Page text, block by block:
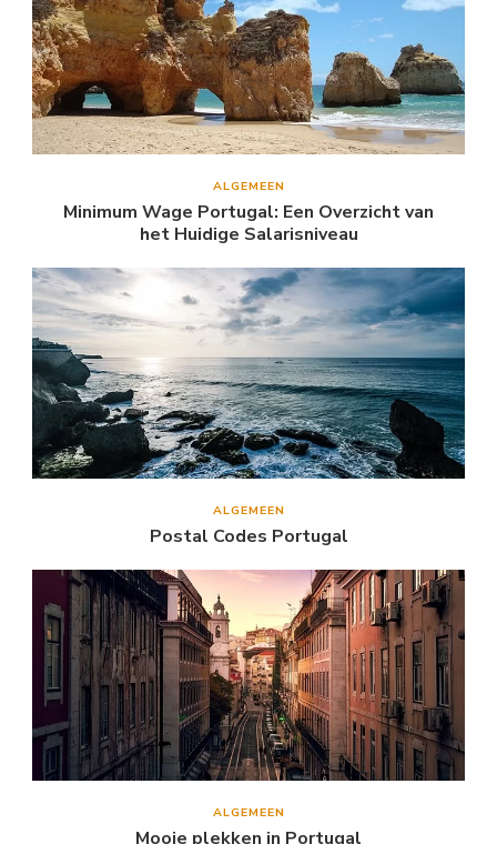
ALGEMEEN
Minimum Wage Portugal: Een Overzicht van
het Huidige Salarisniveau
ALGEMEEN
Postal Codes Portugal
ALGEMEEN
Mooie plekken in Portugal